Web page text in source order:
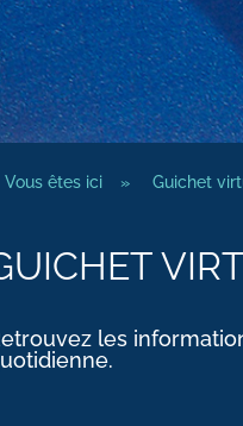
Vous êtes ici » Guichet
les